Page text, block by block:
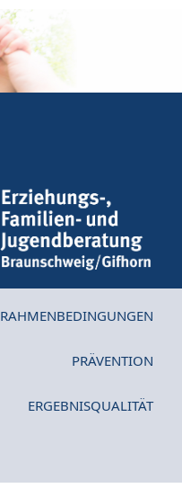
RAHMENBEDINGUNGEN
PRÄVENTION
ERGEBNISQUALITÄT